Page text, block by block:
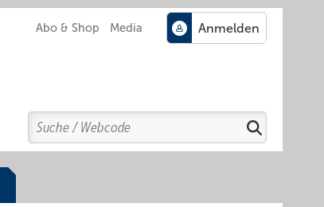
Abo & Shop Media
Search
Suchen